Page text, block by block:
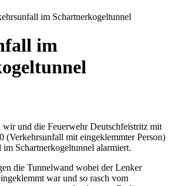
im Schartnerkogeltunnel
im
und die Feuerwehr Deutschfeistritz mit
(Verkehrsunfall mit eingeklemmter Person)
Schartnerkogeltunnel alarmiert.
die Tunnelwand wobei der Lenker
war und so rasch vom